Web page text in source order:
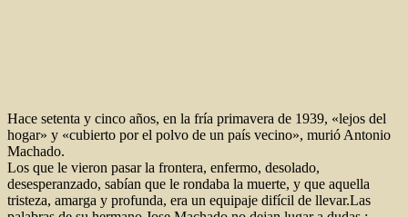
Hace setenta y cinco años, en la fría primavera de 1939, «lejos del
hogar» y «cubierto por el polvo de un país vecino», murió Antonio
Machado.
Los que le vieron pasar la frontera, enfermo, desolado,
desesperanzado, sabían que le rondaba la muerte, y que aquella
tristeza, amarga y profunda, era un equipaje difícil de llevar.Las